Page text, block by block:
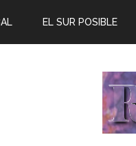
EL SUR POSIBLE